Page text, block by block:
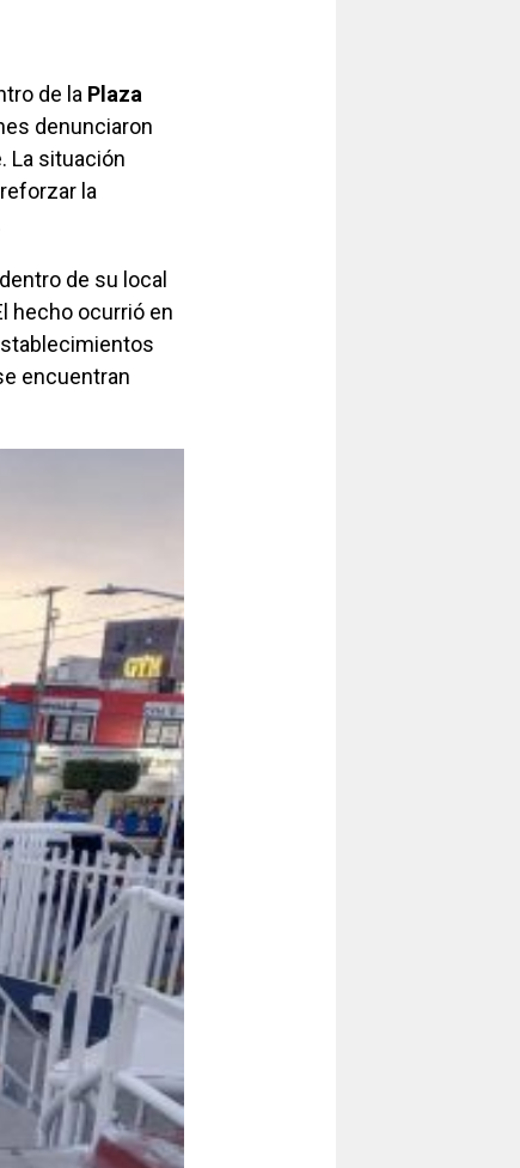
de la Plaza
denunciaron
La situación
la
de su local
hecho ocurrió en
encuentran